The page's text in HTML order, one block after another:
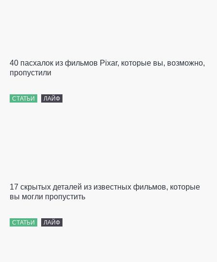
40 пасхалок из фильмов Pixar, которые вы, возможно,
пропустили
СТАТЬИ ЛАЙФ
17 скрытых деталей из известных фильмов, которые
вы могли пропустить
СТАТЬИ ЛАЙФ